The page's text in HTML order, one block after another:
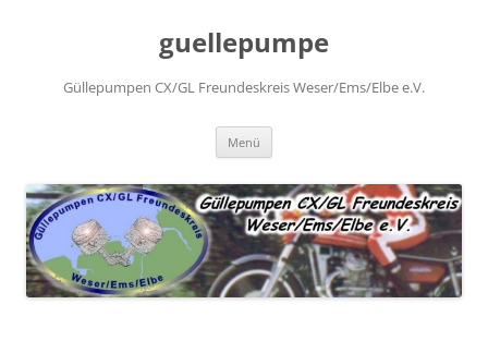
guellepumpe
Güllepumpen CX/GL Freundeskreis Weser/Ems/Elbe e.V.
Menü